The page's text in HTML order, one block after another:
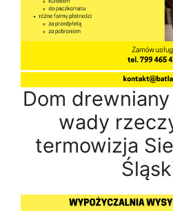
Dom
wady
termowizja